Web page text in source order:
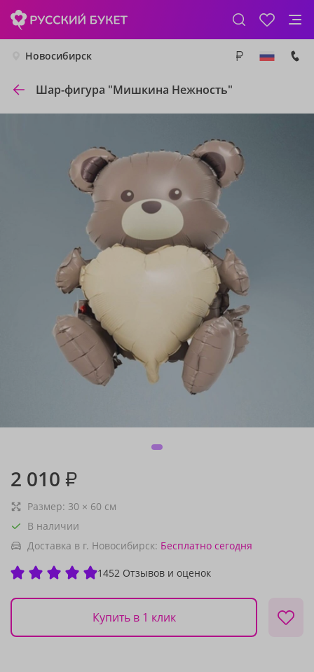
Новосибирск
Шар-фигура "Мишкина Нежность"
2 010 ₽
Размер: 30 × 60 см
В наличии
Доставка в г. Новосибирск: Бесплатно сегодня
1452 Отзывов и оценок
Купить в 1 клик